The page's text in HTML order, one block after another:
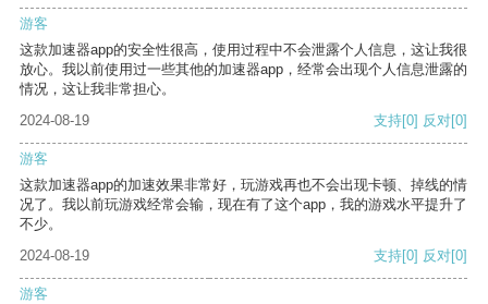
游客
这款加速器app的安全性很高，使用过程中不会泄露个人信息，这让我很
放心。我以前使用过一些其他的加速器app，经常会出现个人信息泄露的
情况，这让我非常担心。
2024-08-19
支持[0] 反对[0]
游客
这款加速器app的加速效果非常好，玩游戏再也不会出现卡顿、掉线的情
况了。我以前玩游戏经常会输，现在有了这个app，我的游戏水平提升了
不少。
2024-08-19
支持[0] 反对[0]
游客